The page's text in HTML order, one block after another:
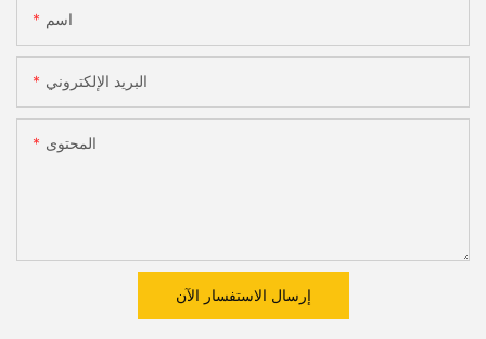
اسم
البريد الإلكتروني
المحتوى
إرسال الاستفسار الآن